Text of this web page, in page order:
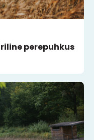
perepuhkus